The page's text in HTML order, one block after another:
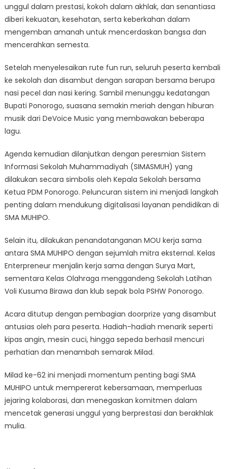
unggul dalam prestasi, kokoh dalam akhlak, dan senantiasa
diberi kekuatan, kesehatan, serta keberkahan dalam
mengemban amanah untuk mencerdaskan bangsa dan
mencerahkan semesta.
Setelah menyelesaikan rute fun run, seluruh peserta kembali
ke sekolah dan disambut dengan sarapan bersama berupa
nasi pecel dan nasi kering. Sambil menunggu kedatangan
Bupati Ponorogo, suasana semakin meriah dengan hiburan
musik dari DeVoice Music yang membawakan beberapa
lagu.
Agenda kemudian dilanjutkan dengan peresmian Sistem
Informasi Sekolah Muhammadiyah (SIMASMUH) yang
dilakukan secara simbolis oleh Kepala Sekolah bersama
Ketua PDM Ponorogo. Peluncuran sistem ini menjadi langkah
penting dalam mendukung digitalisasi layanan pendidikan di
SMA MUHIPO.
Selain itu, dilakukan penandatanganan MOU kerja sama
antara SMA MUHIPO dengan sejumlah mitra eksternal. Kelas
Enterpreneur menjalin kerja sama dengan Surya Mart,
sementara Kelas Olahraga menggandeng Sekolah Latihan
Voli Kusuma Birawa dan klub sepak bola PSHW Ponorogo.
Acara ditutup dengan pembagian doorprize yang disambut
antusias oleh para peserta. Hadiah-hadiah menarik seperti
kipas angin, mesin cuci, hingga sepeda berhasil mencuri
perhatian dan menambah semarak Milad.
Milad ke-62 ini menjadi momentum penting bagi SMA
MUHIPO untuk mempererat kebersamaan, memperluas
jejaring kolaborasi, dan menegaskan komitmen dalam
mencetak generasi unggul yang berprestasi dan berakhlak
mulia.